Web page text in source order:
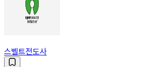
스벨트전도사